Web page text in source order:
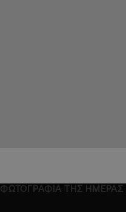
ΦΩΤΟΓΡΑΦΙΑ ΤΗΣ ΗΜΕΡΑΣ